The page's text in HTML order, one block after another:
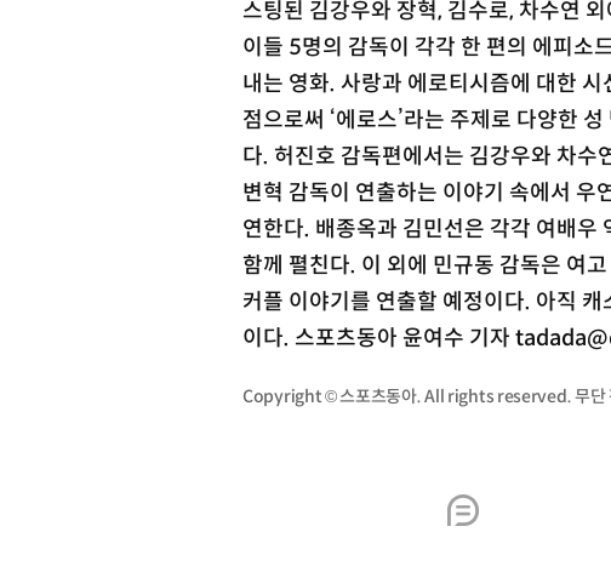
스팅된 김강우와 장혁, 김수로, 차수연
이들 5명의 감독이 각각 한 편의 에피소
내는 영화. 사랑과 에로티시즘에 대한
점으로써 ‘에로스’라는 주제로 다양한
다. 허진호 감독편에서는 김강우와 차수
변혁 감독이 연출하는 이야기 속에서 우
연한다. 배종옥과 김민선은 각각 여배우
함께 펼친다. 이 외에 민규동 감독은 여
커플 이야기를 연출할 예정이다. 아직
이다. 스포츠동아 윤여수 기자
Copyright © 스포츠동아. All rights reserved. 무단